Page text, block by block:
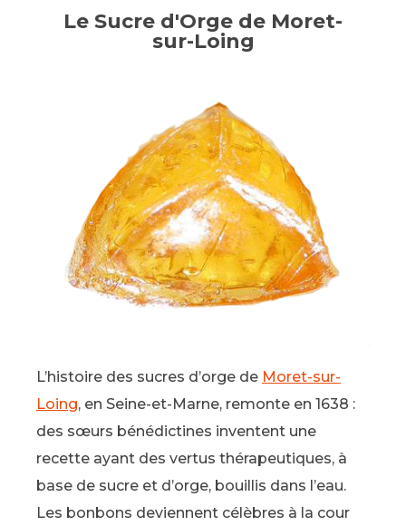
Le Sucre d'Orge de Moret-
sur-Loing
L’histoire des sucres d’orge de Moret-sur-
Loing, en Seine-et-Marne, remonte en 1638 :
des sœurs bénédictines inventent une
recette ayant des vertus thérapeutiques, à
base de sucre et d’orge, bouillis dans l’eau.
Les bonbons deviennent célèbres à la cour